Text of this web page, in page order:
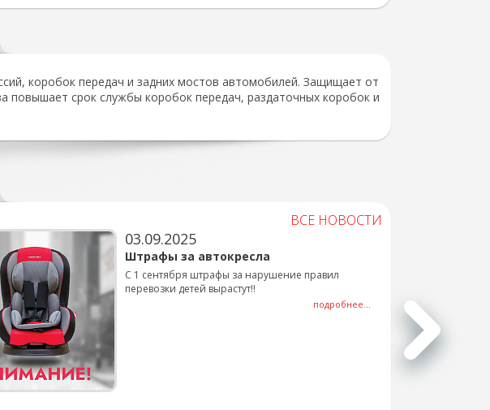
коробок передач и задних мостов автомобилей. Защищает от
повышает срок службы коробок передач, раздаточных коробок и
ВСЕ НОВОСТИ
03.09.2025
Штрафы за автокресла
С 1 сентября штрафы за нарушение правил
перевозки детей вырастут!!
подробнее...